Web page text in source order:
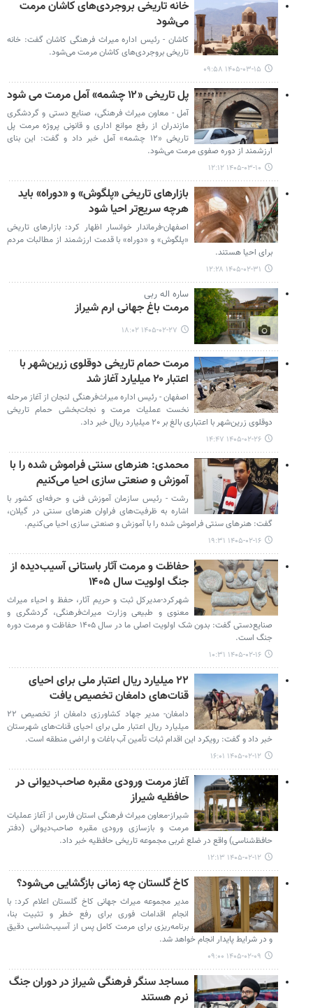
خانه تاریخی بروجردی‌های کاشان مرمت
می‌شود
کاشان - رئیس اداره میراث فرهنگی کاشان گفت: خانه
تاریخی بروجردی‌های کاشان مرمت می‌شود.
۱۴۰۵-۰۳-۱۵ ۰۹:۵۸
پل تاریخی «۱۲ چشمه» آمل مرمت می شود
آمل - معاون میراث فرهنگی، صنایع دستی و گردشگری
مازندران از رفع موانع اداری و قانونی پروژه مرمت پل
تاریخی «۱۲ چشمه» آمل خبر داد و گفت: این بنای
ارزشمند از دوره صفوی مرمت می‌شود.
۱۴۰۵-۰۳-۱۰ ۱۲:۱۲
بازارهای تاریخی «پلگوش» و «دوراه» باید
هرچه سریع‌تر احیا شود
اصفهان-فرماندار خوانسار اظهار کرد: بازارهای تاریخی
«پلگوش» و «دوراه» با قدمت ارزشمند از مطالبات مردم
برای احیا هستند.
۱۴۰۵-۰۲-۳۱ ۱۲:۲۸
ساره اله ربی
مرمت باغ جهانی ارم شیراز
۱۴۰۵-۰۲-۲۷ ۱۸:۰۲
مرمت حمام تاریخی دوقلوی زرین‌شهر با
اعتبار ۲۰ میلیارد آغاز شد
اصفهان - رئیس اداره میراث‌فرهنگی لنجان از آغاز مرحله
نخست عملیات مرمت و نجات‌بخشی حمام تاریخی
دوقلوی زرین‌شهر با اعتباری بالغ بر ۲۰ میلیارد ریال خبر داد.
۱۴۰۵-۰۲-۲۶ ۱۴:۴۷
محمدی: هنرهای سنتی فراموش‌ شده را با
آموزش و صنعتی‌ سازی احیا می‌کنیم
رشت - رئیس سازمان آموزش فنی و حرفه‌ای کشور با
اشاره به ظرفیت‌های فراوان هنرهای سنتی در گیلان،
گفت: هنرهای سنتی فراموش‌ شده را با آموزش و صنعتی‌ سازی احیا می‌کنیم.
۱۴۰۵-۰۲-۱۶ ۱۹:۳۱
حفاظت و مرمت آثار باستانی آسیب‌دیده‌ از
جنگ اولویت سال ۱۴۰۵
شهرکرد-مدیرکل ثبت و حریم آثار، حفظ و احیاء میراث
معنوی و طبیعی وزارت میراث‌فرهنگی، گردشگری و
صنایع‌دستی گفت: بدون شک اولویت اصلی ما در سال ۱۴۰۵ حفاظت و مرمت دوره
جنگ است.
۱۴۰۵-۰۲-۱۶ ۱۰:۳۱
۲۲ میلیارد ریال اعتبار ملی برای احیای
قنات‌های دامغان تخصیص یافت
دامغان- مدیر جهاد کشاورزی دامغان از تخصیص ۲۲
میلیارد ریال اعتبار ملی برای احیای قنات‌های شهرستان
خبر داد و گفت: رویکرد این اقدام ثبات تأمین آب باغات و اراضی منطقه است.
۱۴۰۵-۰۲-۱۲ ۱۶:۰۱
آغاز مرمت ورودی مقبره صاحب‌دیوانی در
حافظیه شیراز
شیراز-معاون میراث فرهنگی استان فارس از آغاز عملیات
مرمت و بازسازی ورودی مقبره صاحب‌دیوانی (دفتر
حافظ‌شناسی) واقع در ضلع غربی مجموعه تاریخی حافظیه خبر داد.
۱۴۰۵-۰۲-۱۲ ۱۲:۱۳
کاخ گلستان چه زمانی بازگشایی می‌شود؟
مدیر مجموعه میراث جهانی کاخ گلستان اعلام کرد: با
انجام اقدامات فوری برای رفع خطر و تثبیت بنا،
برنامه‌ریزی برای مرمت کامل پس از آسیب‌شناسی دقیق
و در شرایط پایدار انجام خواهد شد.
۱۴۰۵-۰۲-۰۹ ۰۹:۰۰
مساجد سنگر فرهنگی شیراز در دوران جنگ
نرم هستند